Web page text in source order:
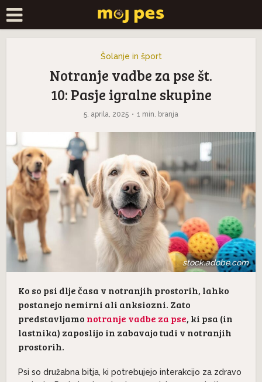
Šolanje in šport
Notranje vadbe za pse št.
10: Pasje igralne skupine
5. aprila, 2025 1 min. branja
stock.adobe.com
Ko so psi dlje časa v notranjih prostorih, lahko
postanejo nemirni ali anksiozni. Zato
predstavljamo notranje vadbe za pse, ki psa (in
lastnika) zaposlijo in zabavajo tudi v notranjih
prostorih.
Psi so družabna bitja, ki potrebujejo interakcijo za zdravo